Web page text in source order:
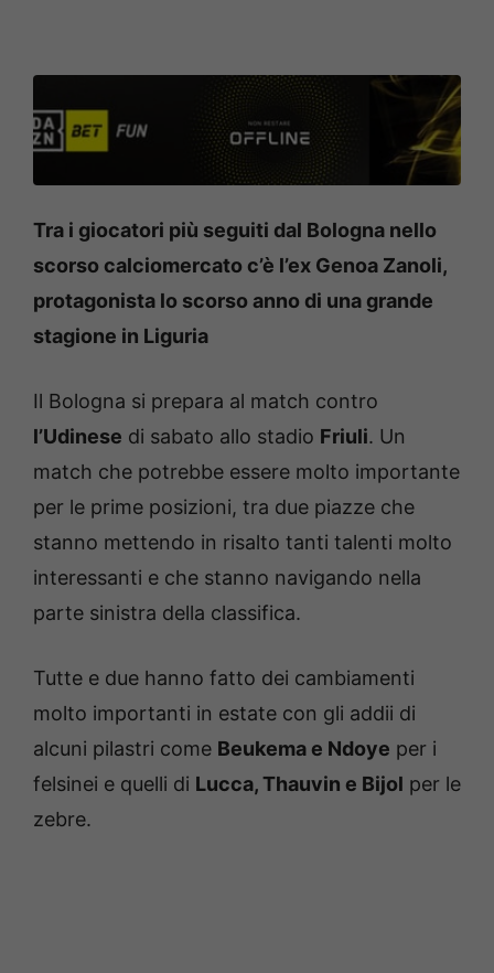
Tra i giocatori più seguiti dal Bologna nello
scorso calciomercato c’è l’ex Genoa Zanoli,
protagonista lo scorso anno di una grande
stagione in Liguria
Il Bologna si prepara al match contro
l’Udinese di sabato allo stadio Friuli. Un
match che potrebbe essere molto importante
per le prime posizioni, tra due piazze che
stanno mettendo in risalto tanti talenti molto
interessanti e che stanno navigando nella
parte sinistra della classifica.
Tutte e due hanno fatto dei cambiamenti
molto importanti in estate con gli addii di
alcuni pilastri come Beukema e Ndoye per i
felsinei e quelli di Lucca, Thauvin e Bijol per le
zebre.